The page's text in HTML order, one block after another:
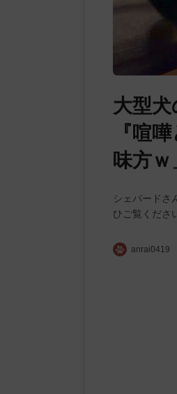
大型
『喧
味方
シェパードさ
ひご覧くださ
anrai0419